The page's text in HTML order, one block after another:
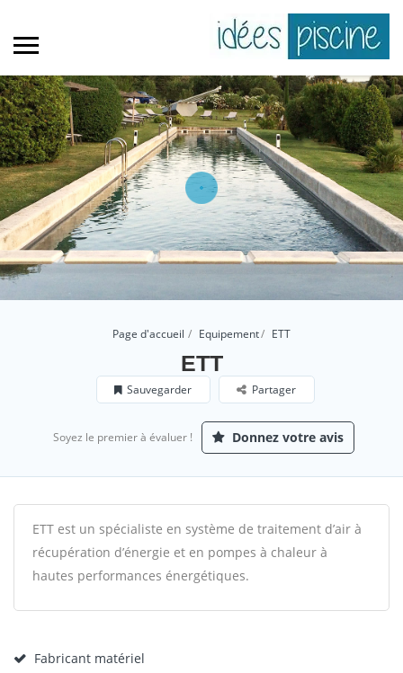
Page d'accueil Equipement ETT
ETT
Sauvegarder Partager
Soyez le premier à évaluer ! Donnez votre avis
ETT est un spécialiste en système de traitement d’air à
récupération d’énergie et en pompes à chaleur à
hautes performances énergétiques.
Fabricant matériel